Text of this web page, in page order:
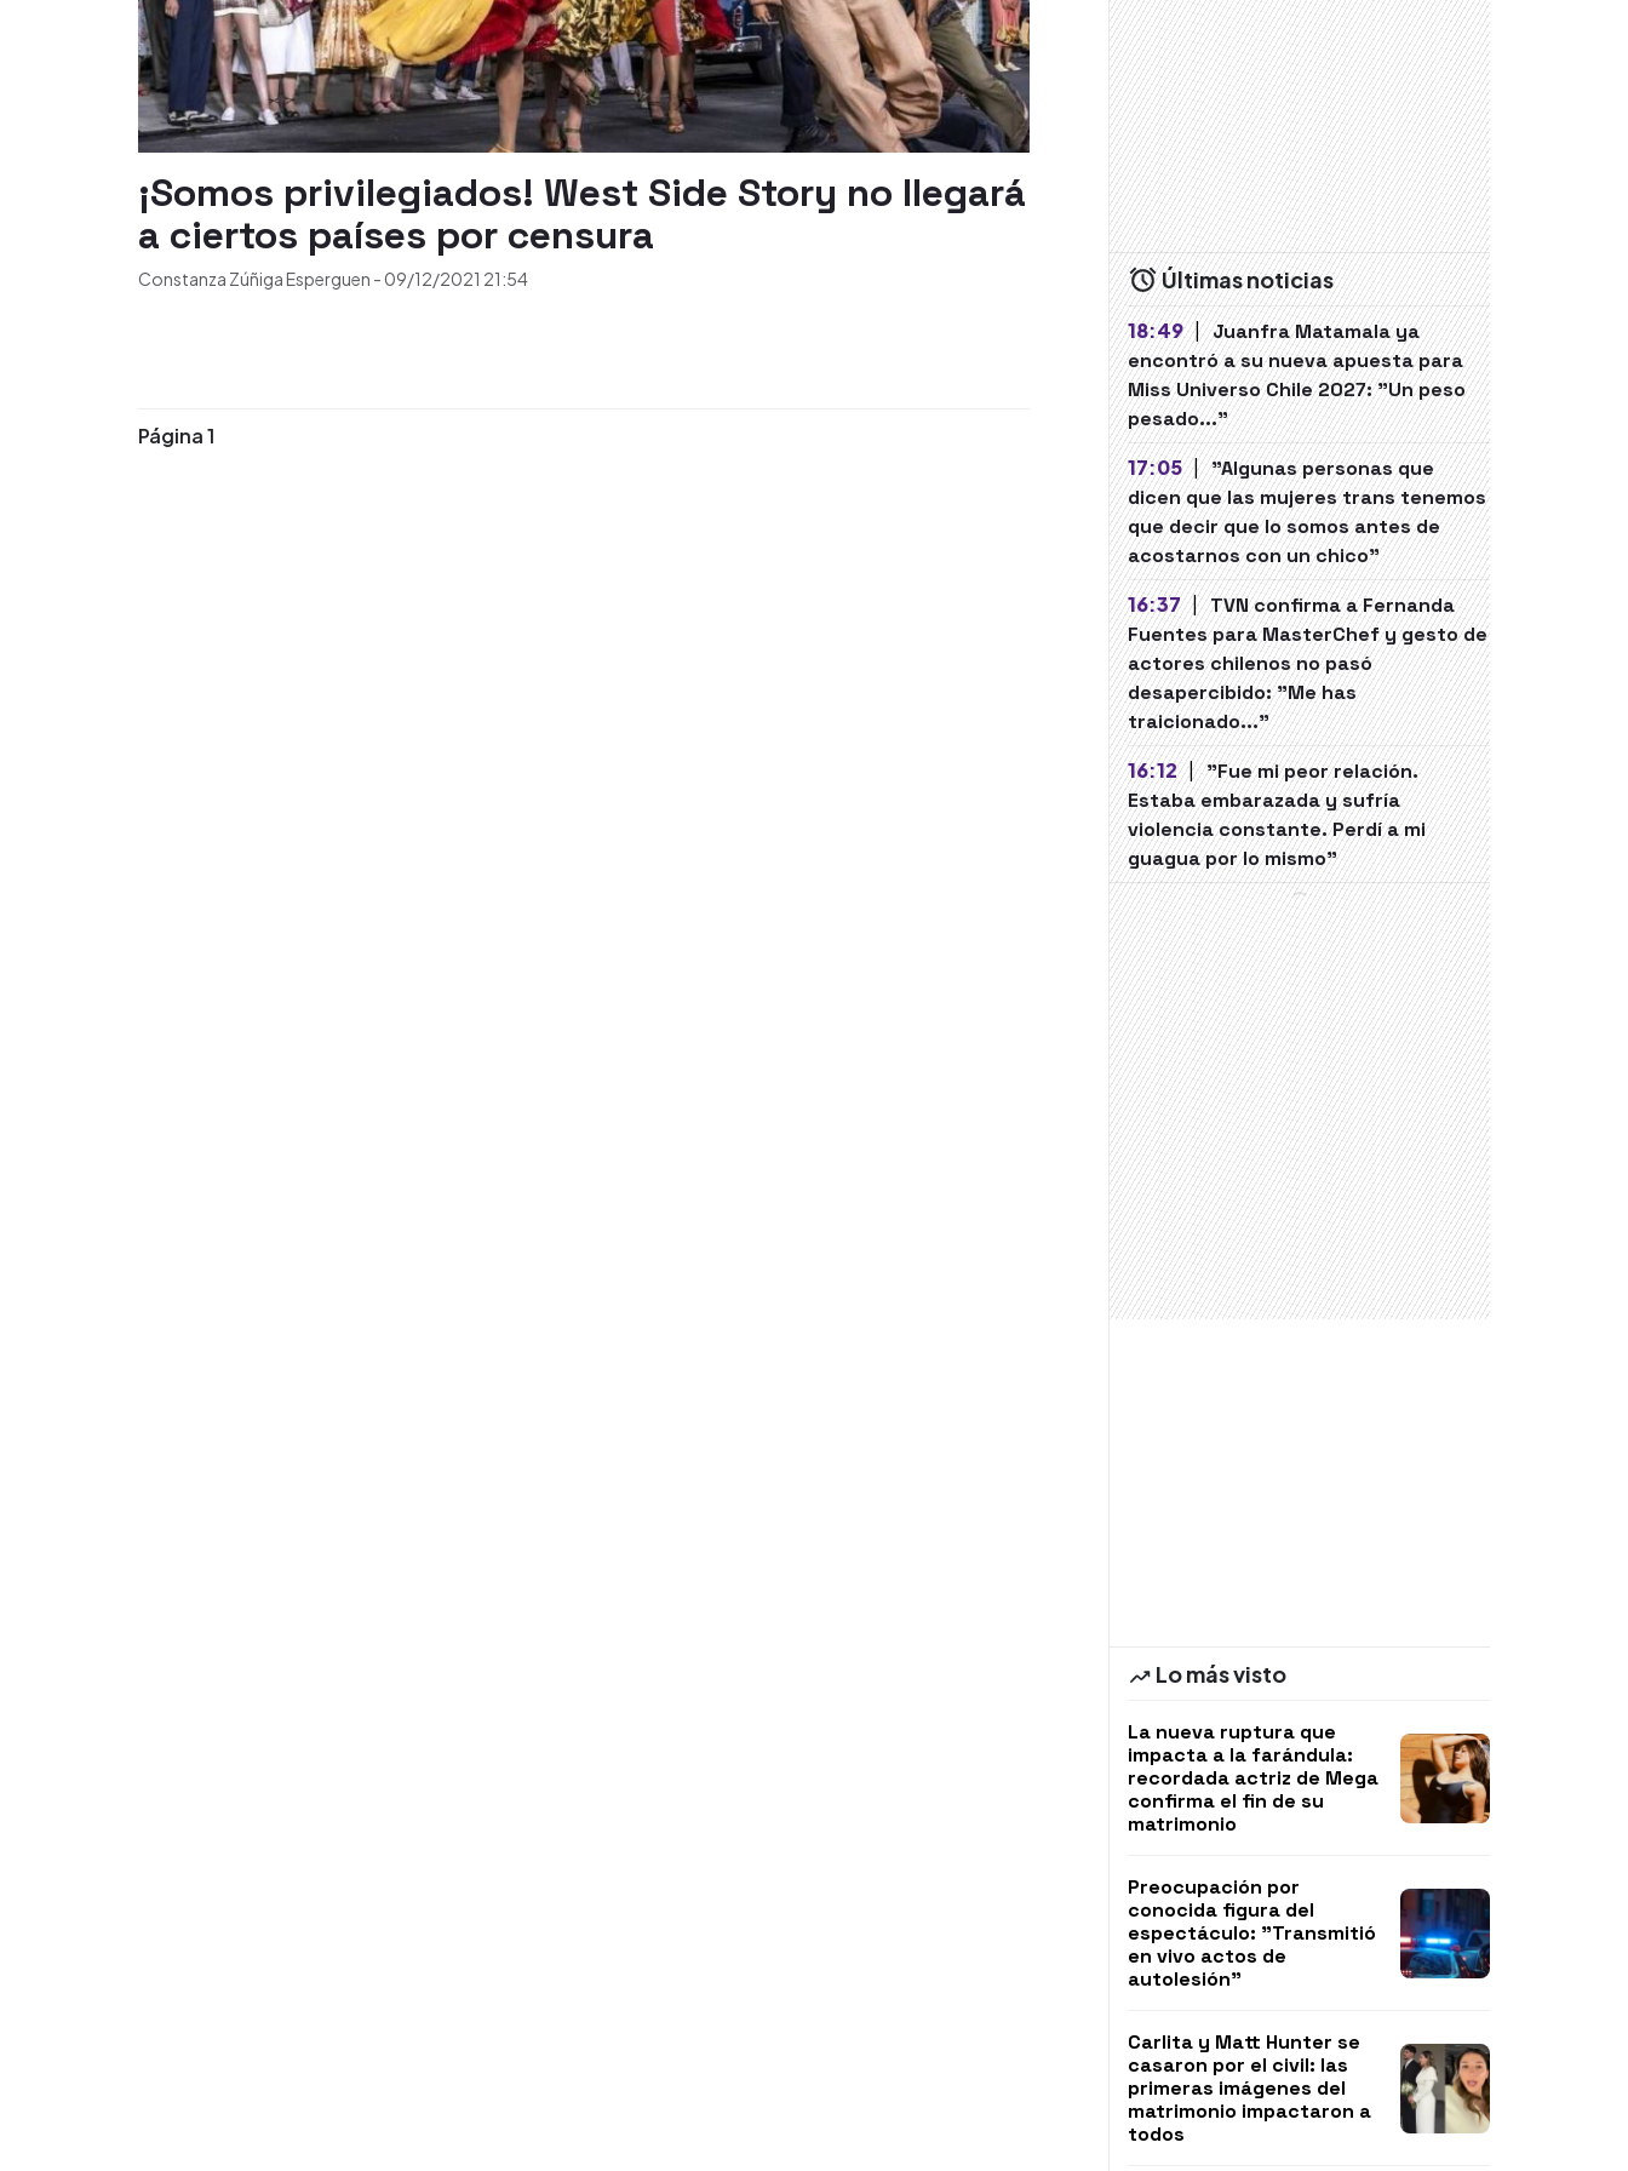
¡Somos privilegiados! West Side Story no llegará
a ciertos países por censura
Constanza Zúñiga Esperguen - 09/12/2021 21:54
Página 1
Últimas noticias
18:49 | Juanfra Matamala ya
encontró a su nueva apuesta para
Miss Universo Chile 2027: "Un peso
pesado..."
17:05 | "Algunas personas que
dicen que las mujeres trans tenemos
que decir que lo somos antes de
acostarnos con un chico"
16:37 | TVN confirma a Fernanda
Fuentes para MasterChef y gesto de
actores chilenos no pasó
desapercibido: "Me has
traicionado..."
16:12 | "Fue mi peor relación.
Estaba embarazada y sufría
violencia constante. Perdí a mi
guagua por lo mismo"
Lo más visto
La nueva ruptura que
impacta a la farándula:
recordada actriz de Mega
confirma el fin de su
matrimonio
Preocupación por
conocida figura del
espectáculo: "Transmitió
en vivo actos de
autolesión"
Carlita y Matt Hunter se
casaron por el civil: las
primeras imágenes del
matrimonio impactaron a
todos